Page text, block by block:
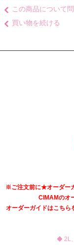
この商品について
買い物を続ける
※ご注文前に★オーダー
CIMAMのオ
オーダーガイドはこち
◆ 2L